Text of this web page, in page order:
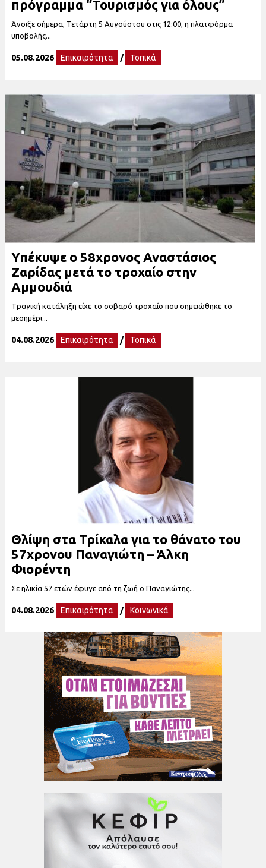
πρόγραμμα “Τουρισμός για όλους”
Άνοιξε σήμερα, Τετάρτη 5 Αυγούστου στις 12:00, η πλατφόρμα
υποβολής...
05.08.2026 Επικαιρότητα / Τοπικά
Υπέκυψε ο 58χρονος Αναστάσιος
Ζαρίδας μετά το τροχαίο στην
Αμμουδιά
Tραγική κατάληξη είχε το σοβαρό τροχαίο που σημειώθηκε το
μεσημέρι...
04.08.2026 Επικαιρότητα / Τοπικά
Θλίψη στα Τρίκαλα για το θάνατο του
57χρονου Παναγιώτη – Άλκη
Φιορέντη
Σε ηλικία 57 ετών έφυγε από τη ζωή ο Παναγιώτης...
04.08.2026 Επικαιρότητα / Κοινωνικά